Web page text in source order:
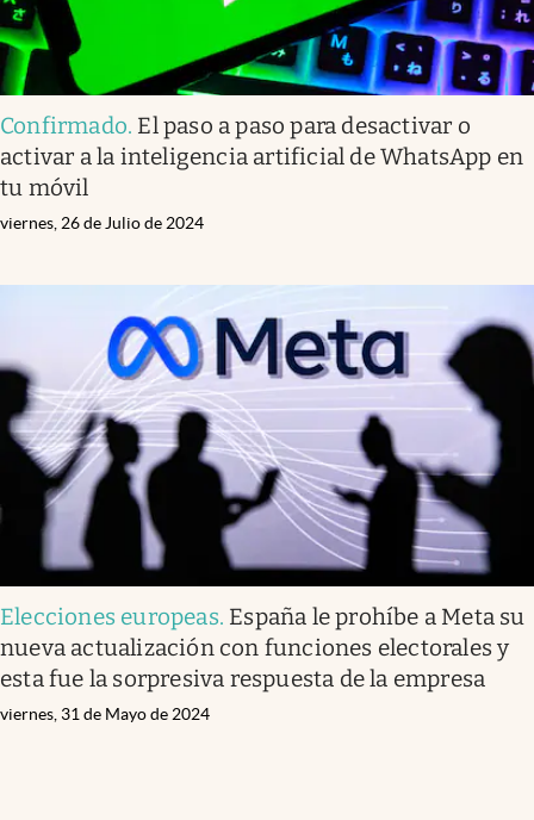
Confirmado. El paso a paso para desactivar o
activar a la inteligencia artificial de WhatsApp en
tu móvil
viernes, 26 de Julio de 2024
Elecciones europeas. España le prohíbe a Meta su
nueva actualización con funciones electorales y
esta fue la sorpresiva respuesta de la empresa
viernes, 31 de Mayo de 2024